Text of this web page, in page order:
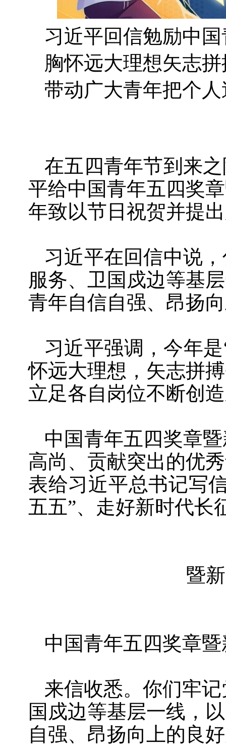
习近平回信勉励中
胸怀远大理想矢志
带动广大青年把个
在五四青年节到来
平给中国青年五四奖
年致以节日祝贺并提
习近平在回信中说
服务、卫国戍边等基
青年自信自强、昂扬
习近平强调，今年
怀远大理想，矢志拼
立足各自岗位不断创
中国青年五四奖章
高尚、贡献突出的优
表给习近平总书记写
五五”、走好新时代长
暨
中国青年五四奖章
来信收悉。你们牢
国戍边等基层一线，
自强、昂扬向上的良